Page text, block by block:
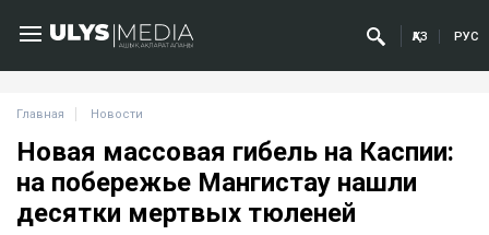
ҚАЗ РУС
Главная Новости
Новая массовая гибель на Каспии:
на побережье Мангистау нашли
десятки мертвых тюленей